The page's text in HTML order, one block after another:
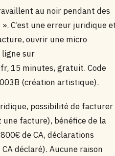
au noir pendant des
C’est une erreur juridique
ouvrir une micro
ligne sur
15 minutes, gratuit. Code
(création artistique).
possibilité de facturer
facture), bénéfice de la
de CA, déclarations
déclaré). Aucune raison